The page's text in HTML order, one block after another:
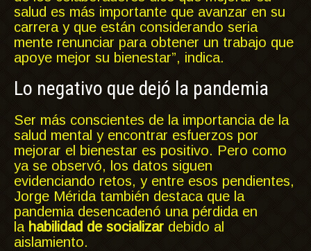
salud es más importante que avanzar en su
carrera y que están considerando seria
mente renunciar para obtener un trabajo que
apoye mejor su bienestar”, indica.
Lo negativo que dejó la pandemia
Ser más conscientes de la importancia de la
salud mental y encontrar esfuerzos por
mejorar el bienestar es positivo. Pero como
ya se observó, los datos siguen
evidenciando retos, y entre esos pendientes,
Jorge Mérida también destaca que la
pandemia desencadenó una pérdida en
la habilidad de socializar debido al
aislamiento.